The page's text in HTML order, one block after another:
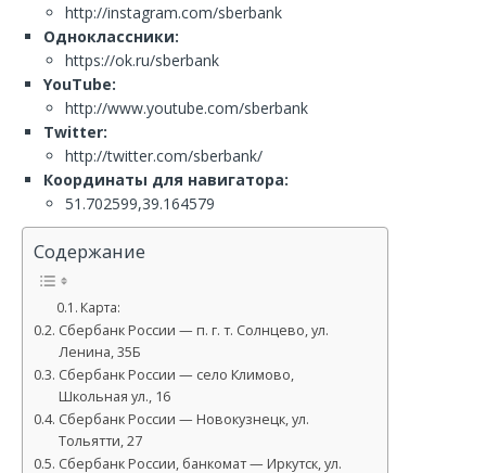
http://instagram.com/sberbank
Одноклассники:
https://ok.ru/sberbank
YouTube:
http://www.youtube.com/sberbank
Twitter:
http://twitter.com/sberbank/
Координаты для навигатора:
51.702599,39.164579
Содержание
Карта:
Сбербанк России — п. г. т. Солнцево, ул.
Ленина, 35Б
Сбербанк России — село Климово,
Школьная ул., 16
Сбербанк России — Новокузнецк, ул.
Тольятти, 27
Сбербанк России, банкомат — Иркутск, ул.